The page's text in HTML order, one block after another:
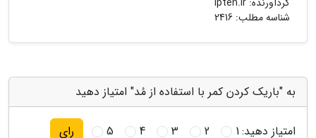
شناسه مطلب: 2416
به "باریک کردن کمر با استفاده از مُد" امتیاز دهید
امتیاز دهید:1
2
3
4
5 رای